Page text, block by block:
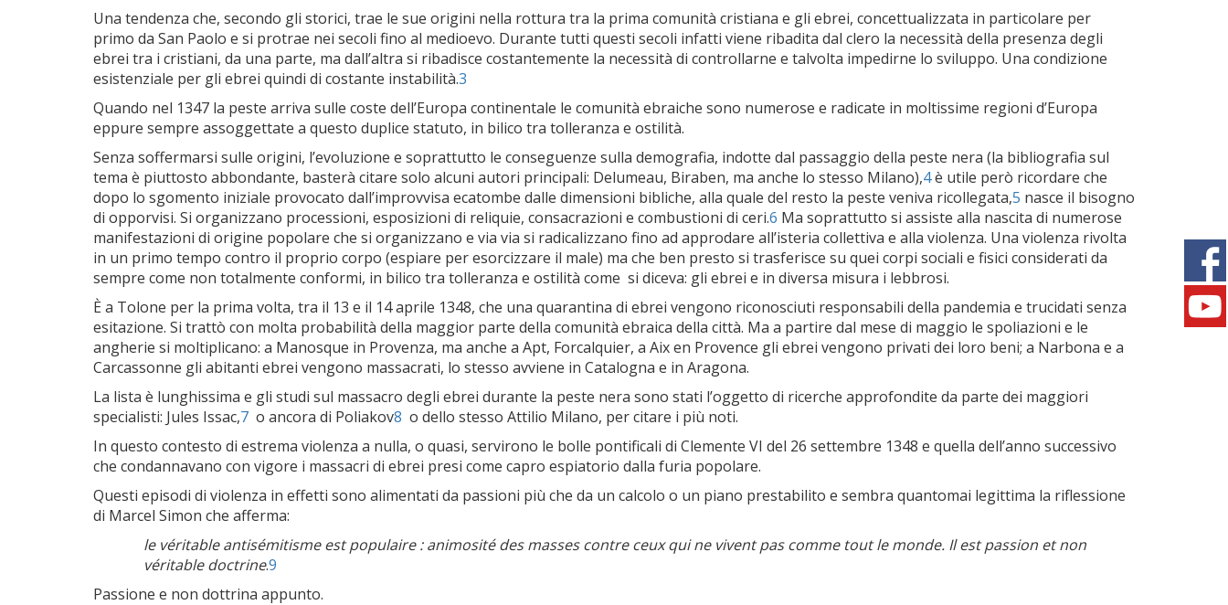
Una tendenza che, secondo gli storici, trae le sue origini nella rottura tra la prima comunità cristiana e gli ebrei, concettualizzata in particolare per
primo da San Paolo e si protrae nei secoli fino al medioevo. Durante tutti questi secoli infatti viene ribadita dal clero la necessità della presenza degli
ebrei tra i cristiani, da una parte, ma dall’altra si ribadisce costantemente la necessità di controllarne e talvolta impedirne lo sviluppo. Una condizione
esistenziale per gli ebrei quindi di costante instabilità.3
Quando nel 1347 la peste arriva sulle coste dell’Europa continentale le comunità ebraiche sono numerose e radicate in moltissime regioni d’Europa
eppure sempre assoggettate a questo duplice statuto, in bilico tra tolleranza e ostilità.
Senza soffermarsi sulle origini, l’evoluzione e soprattutto le conseguenze sulla demografia, indotte dal passaggio della peste nera (la bibliografia sul
tema è piuttosto abbondante, basterà citare solo alcuni autori principali: Delumeau, Biraben, ma anche lo stesso Milano),4è utile però ricordare che
dopo lo sgomento iniziale provocato dall’improvvisa ecatombe dalle dimensioni bibliche, alla quale del resto la peste veniva ricollegata,5 nasce il bisogno
di opporvisi. Si organizzano processioni, esposizioni di reliquie, consacrazioni e combustioni di ceri.6 Ma soprattutto si assiste alla nascita di numerose
manifestazioni di origine popolare che si organizzano e via via si radicalizzano fino ad approdare all’isteria collettiva e alla violenza. Una violenza rivolta
in un primo tempo contro il proprio corpo (espiare per esorcizzare il male) ma che ben presto si trasferisce su quei corpi sociali e fisici considerati da
sempre come non totalmente conformi, in bilico tra tolleranza e ostilità come si diceva: gli ebrei e in diversa misura i lebbrosi.
È a Tolone per la prima volta, tra il 13 e il 14 aprile 1348, che una quarantina di ebrei vengono riconosciuti responsabili della pandemia e trucidati senza
esitazione. Si trattò con molta probabilità della maggior parte della comunità ebraica della città. Ma a partire dal mese di maggio le spoliazioni e le
angherie si moltiplicano: a Manosque in Provenza, ma anche a Apt, Forcalquier, a Aix en Provence gli ebrei vengono privati dei loro beni; a Narbona e a
Carcassonne gli abitanti ebrei vengono massacrati, lo stesso avviene in Catalogna e in Aragona.
La lista è lunghissima e gli studi sul massacro degli ebrei durante la peste nera sono stati l’oggetto di ricerche approfondite da parte dei maggiori
specialisti: Jules Issac,7 o ancora di Poliakov8 o dello stesso Attilio Milano, per citare i più noti.
In questo contesto di estrema violenza a nulla, o quasi, servirono le bolle pontificali di Clemente VI del 26 settembre 1348 e quella dell’anno successivo
che condannavano con vigore i massacri di ebrei presi come capro espiatorio dalla furia popolare.
Questi episodi di violenza in effetti sono alimentati da passioni più che da un calcolo o un piano prestabilito e sembra quantomai legittima la riflessione
di Marcel Simon che afferma:
le véritable antisémitisme est populaire : animosité des masses contre ceux qui ne vivent pas comme tout le monde. Il est passion et non
véritable doctrine.9
Passione e non dottrina appunto.